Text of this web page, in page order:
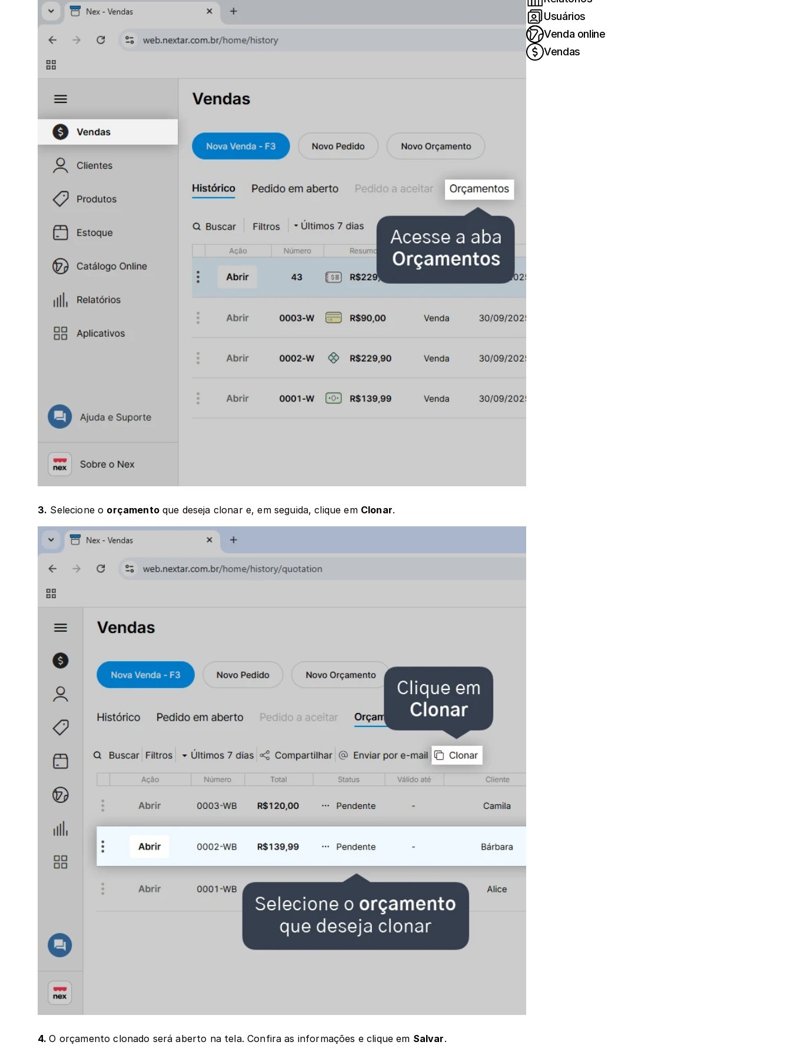
3. Selecione o orçamento que deseja clonar e, em seguida, clique em Clonar.
4. O orçamento clonado será aberto na tela. Confira as informações e clique em Salvar.
Usuários
Venda online
Vendas